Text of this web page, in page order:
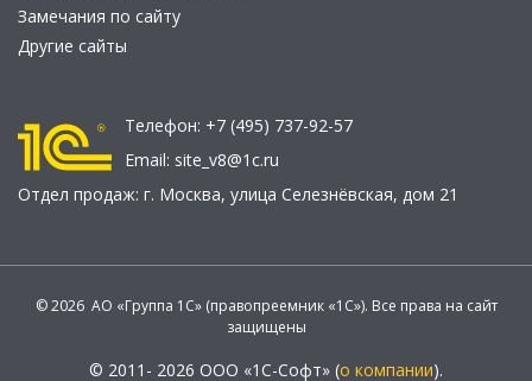
Замечания по сайту
Другие сайты
Телефон: +7 (495) 737-92-57
Email: site_v8@1c.ru
Отдел продаж: г. Москва, улица Селезнёвская, дом 21
© 2026 АО «Группа 1С» (правопреемник «1С»). Все права на сайт
защищены
© 2011- 2026 ООО «1С-Софт» (о компании).